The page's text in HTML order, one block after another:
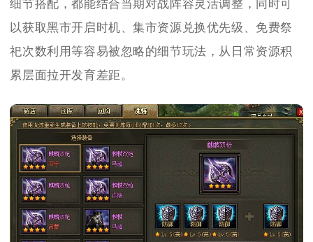
细节搭配，都能结合当期对战阵容灵活调整，同时可
以获取黑市开启时机、集市资源兑换优先级、免费祭
祀次数利用等容易被忽略的细节玩法，从日常资源积
累层面拉开发育差距。